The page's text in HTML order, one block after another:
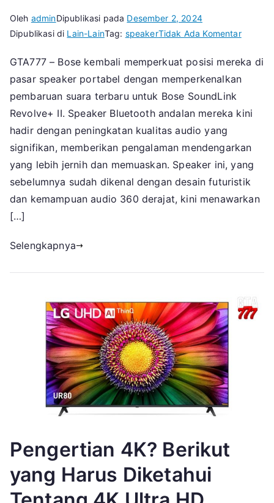
Oleh adminDipublikasi pada Desember 2, 2024
Dipublikasi di Lain-LainTag: speakerTidak Ada Komentarpada
Dapat
Kini
Lebih
Jernih
dan
GTA777 – Bose kembali memperkuat posisi mereka di
pasar speaker portabel dengan memperkenalkan
pembaruan suara terbaru untuk Bose SoundLink
Revolve+ II. Speaker Bluetooth andalan mereka kini
hadir dengan peningkatan kualitas audio yang
signifikan, memberikan pengalaman mendengarkan
yang lebih jernih dan memuaskan. Speaker ini, yang
sebelumnya sudah dikenal dengan desain futuristik
dan kemampuan audio 360 derajat, kini menawarkan
[…]
Selengkapnya
Pengertian 4K? Berikut
yang Harus Diketahui